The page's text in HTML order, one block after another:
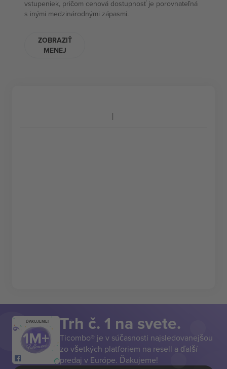
vstupeniek, pričom cenová dostupnosť je porovnateľná
s inými medzinárodnými zápasmi.
ZOBRAZIŤ
MENEJ
ĎAKUJEME! Trh č. 1 na svete.
Ticombo® je v súčasnosti najsledovanejšou
zo všetkých platforiem na resell a ďalší
predaj v Európe. Ďakujeme!